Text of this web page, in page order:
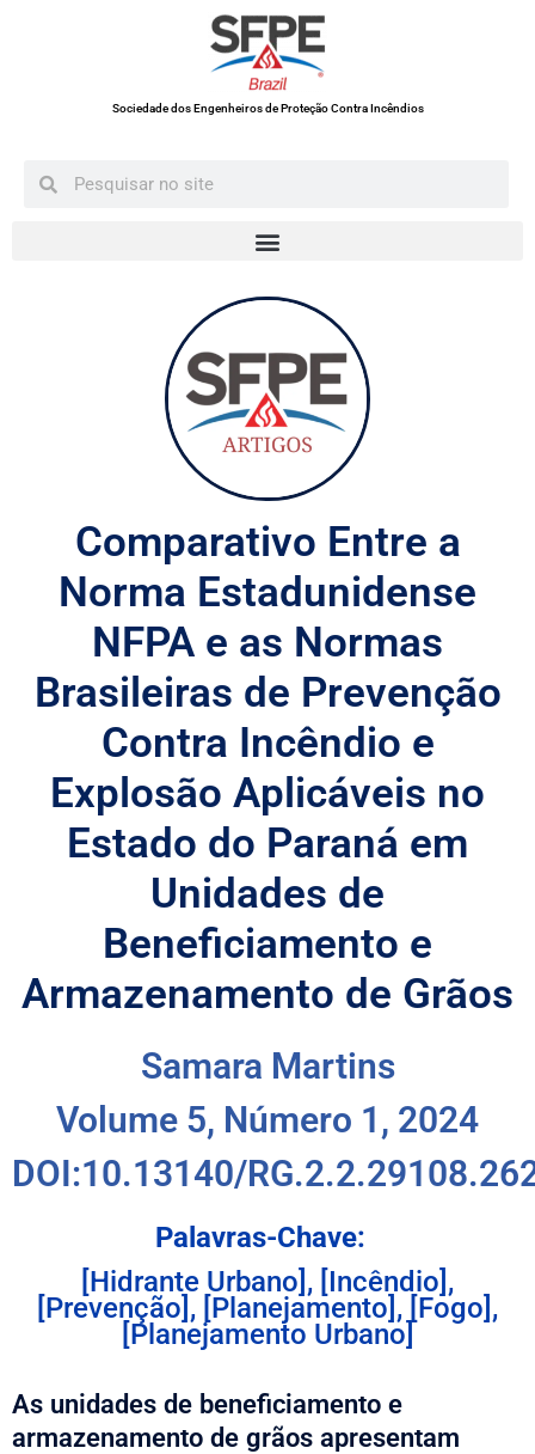
Sociedade dos Engenheiros de Proteção Contra Incêndios
Comparativo Entre a
Norma Estadunidense
NFPA e as Normas
Brasileiras de Prevenção
Contra Incêndio e
Explosão Aplicáveis no
Estado do Paraná em
Unidades de
Beneficiamento e
Armazenamento de Grãos
Samara Martins
Volume 5, Número 1, 2024
DOI:10.13140/
Palavras-Chave:
[Hidrante Urbano], [Incêndio],
[Prevenção], [Planejamento], [Fogo],
[Planejamento Urbano]
As unidades de beneficiamento e
armazenamento de grãos apresentam